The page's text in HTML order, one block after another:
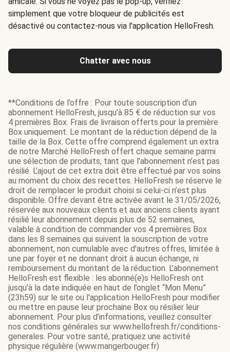
simplement que votre bloqueur de publicités est
désactivé ou contactez-nous via l'application HelloFresh.
Chatter avec nous
**Conditions de l’offre : Pour toute souscription d’un
abonnement HelloFresh, jusqu’à 85 € de réduction sur vos
4 premières Box. Frais de livraison offerts pour la première
Box uniquement. Le montant de la réduction dépend de la
taille de la Box. Cette offre comprend également un extra
de notre Marché HelloFresh offert chaque semaine parmi
une sélection de produits, tant que l'abonnement n’est pas
résilié. L’ajout de cet extra doit être effectué par vos soins
au moment du choix des recettes. HelloFresh se réserve le
droit de remplacer le produit choisi si celui-ci n’est plus
disponible. Offre devant être activée avant le 31/05/2026,
réservée aux nouveaux clients et aux anciens clients ayant
résilié leur abonnement depuis plus de 52 semaines,
valable à condition de commander vos 4 premières Box
dans les 8 semaines qui suivent la souscription de votre
abonnement, non cumulable avec d'autres offres, limitée à
une par foyer et ne donnant droit à aucun échange, ni
remboursement du montant de la réduction. L’abonnement
HelloFresh est flexible : les abonné(e)s HelloFresh ont
jusqu’à la date indiquée en haut de l’onglet “Mon Menu”
(23h59) sur le site ou l'application HelloFresh pour modifier
ou mettre en pause leur prochaine Box ou résilier leur
abonnement. Pour plus d’informations, veuillez consulter
nos conditions générales sur www.hellofresh.fr/conditions-
generales. Pour votre santé, pratiquez une activité
physique régulière (www.mangerbouger.fr)